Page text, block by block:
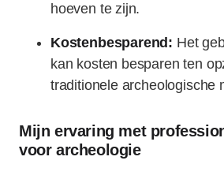
hoeven te zijn.
Kostenbesparend: Het
kan kosten besparen ten
traditionele archeologische
Mijn ervaring met
voor archeologie